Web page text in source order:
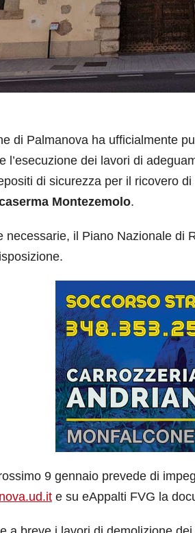
di Palmanova ha ufficialmente
l’esecuzione dei lavori di
di sicurezza per il ricovero
Montezemolo.
necessarie, il Piano Nazionale di
9 gennaio prevede di
e su eAppalti FVG la